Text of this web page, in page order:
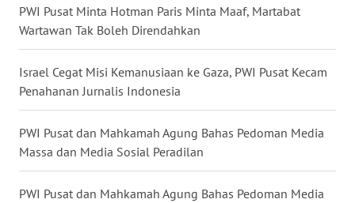
PWI Pusat Minta Hotman Paris Minta Maaf, Martabat
Wartawan Tak Boleh Direndahkan
Israel Cegat Misi Kemanusiaan ke Gaza, PWI Pusat Kecam
Penahanan Jurnalis Indonesia
PWI Pusat dan Mahkamah Agung Bahas Pedoman Media
Massa dan Media Sosial Peradilan
PWI Pusat dan Mahkamah Agung Bahas Pedoman Media
WN
WN
BALI
WN
KALBAR